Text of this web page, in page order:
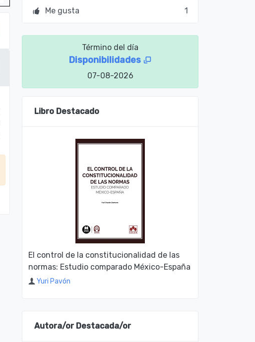
Me gusta 1
Término del día
Disponibilidades
07-08-2026
Libro Destacado
El control de la constitucionalidad de las
normas: Estudio comparado México-España
Yuri Pavón
Autora/or Destacada/or